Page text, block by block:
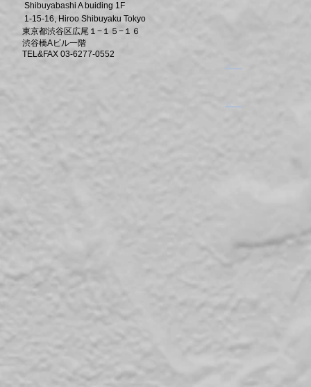
Shibuyabashi A buiding 1F
1-15-16, Hiroo Shibuyaku Tokyo
東京都渋谷区広尾１−１５−１６
渋谷橋Aビル一階
TEL&FAX 03-6277-0552
​。